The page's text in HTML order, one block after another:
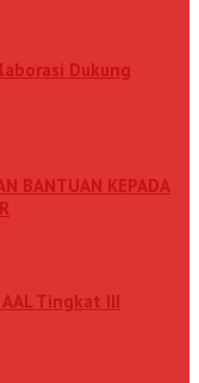
Dukung
BANTUAN KEPADA
Tingkat III